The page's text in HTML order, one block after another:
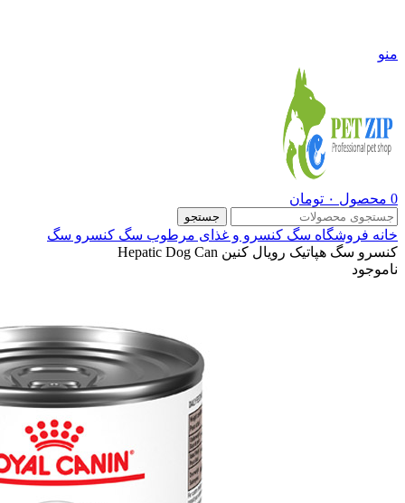
منو
0 محصول ۰ تومان
جستجو
خانه فروشگاه سگ کنسرو و غذای مرطوب سگ کنسرو سگ
کنسرو سگ هپاتیک رویال کنین Hepatic Dog Can
ناموجود